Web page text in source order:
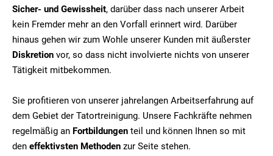
Sicher- und Gewissheit, darüber dass nach unserer Arbeit
kein Fremder mehr an den Vorfall erinnert wird. Darüber
hinaus gehen wir zum Wohle unserer Kunden mit äußerster
Diskretion vor, so dass nicht involvierte nichts von unserer
Tätigkeit mitbekommen.
Sie profitieren von unserer jahrelangen Arbeitserfahrung auf
dem Gebiet der Tatortreinigung. Unsere Fachkräfte nehmen
regelmäßig an Fortbildungen teil und können Ihnen so mit
den effektivsten Methoden zur Seite stehen.